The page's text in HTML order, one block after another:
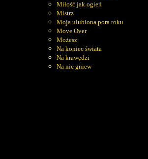
Miłość jak ogień
Mistrz
Moja ulubiona pora roku
Move Over
Możesz
Na koniec świata
Na krawędzi
Na nic gniew